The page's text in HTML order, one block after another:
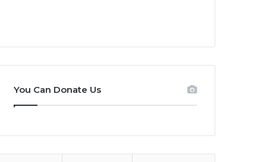
You Can Donate Us